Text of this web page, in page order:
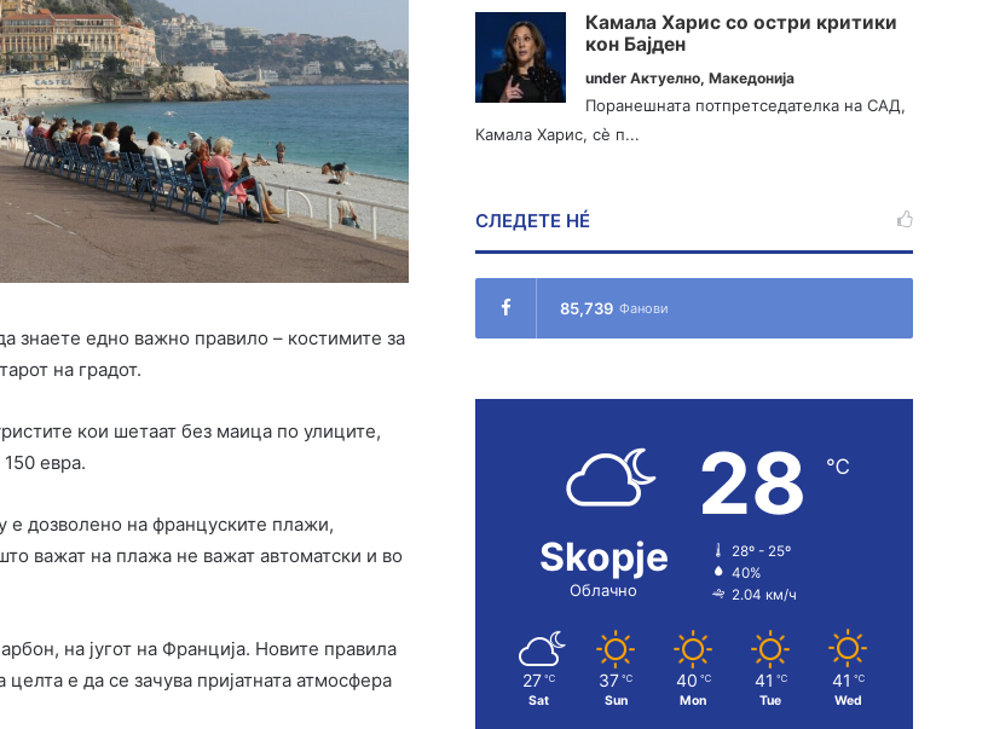
знаете едно важно правило – костимите за
на градот.
кои шетаат без маица по улиците,
евра.
е дозволено на француските плажи,
важат на плажа не важат автоматски и во
на југот на Франција. Новите правила
е да се зачува пријатната атмосфера
Камала Харис со остри критики
кон Бајден
underАктуелно,Македонија
Поранешната потпретседателка на САД,
Камала Харис, сè п...
СЛЕДЕТЕ НÉ
85,739 Фанови
Skopje
Облачно
28 ℃
28º - 25º
40%
2.04 км/ч
27 ℃
Sat
37 ℃
Sun
40 ℃
Mon
41 ℃
Tue
41 ℃
Wed